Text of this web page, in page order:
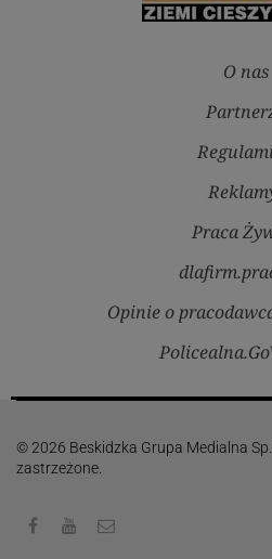
O nas
Praca
Opinie o
© 2026 Beskidzka Grupa Medialna
zastrzeżone.